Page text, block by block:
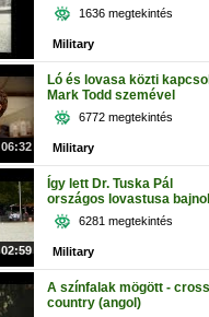
06:32
1636 megtekintés
Military
02:59
Ló és lovasa közti
Mark Todd szemével
6772 megtekintés
Military
Így lett Dr. Tuska Pál
országos lovastusa
6281 megtekintés
Military
A színfalak mögött - cross
country (angol)